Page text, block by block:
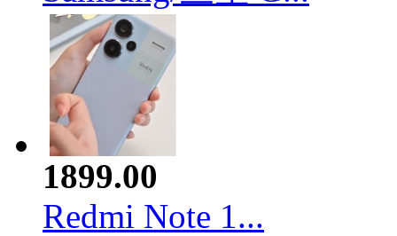
1899.00
Redmi Note 1...